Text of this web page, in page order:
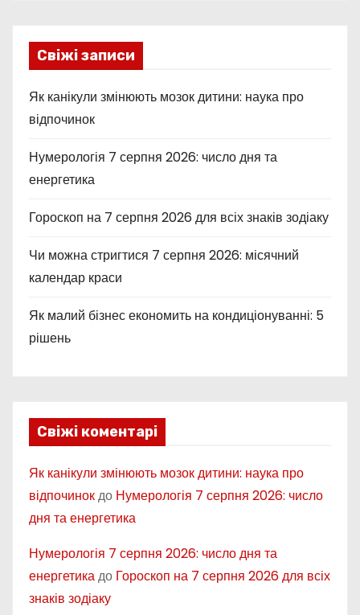
Свіжі записи
Як канікули змінюють мозок дитини: наука про
відпочинок
Нумерологія 7 серпня 2026: число дня та
енергетика
Гороскоп на 7 серпня 2026 для всіх знаків зодіаку
Чи можна стригтися 7 серпня 2026: місячний
календар краси
Як малий бізнес економить на кондиціонуванні: 5
рішень
Свіжі коментарі
Як канікули змінюють мозок дитини: наука про
відпочинокдо Нумерологія 7 серпня 2026: число
дня та енергетика
Нумерологія 7 серпня 2026: число дня та
енергетикадо Гороскоп на 7 серпня 2026 для всіх
знаків зодіаку